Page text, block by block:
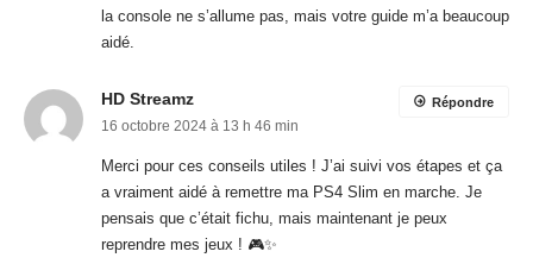
la console ne s’allume pas, mais votre guide m’a beaucoup
aidé.
HD Streamz
16 octobre 2024 à 13 h 46 min
Merci pour ces conseils utiles ! J’ai suivi vos étapes et ça
a vraiment aidé à remettre ma PS4 Slim en marche. Je
pensais que c’était fichu, mais maintenant je peux
reprendre mes jeux ! 🎮✨
Répondre